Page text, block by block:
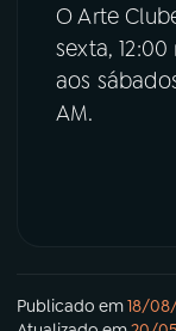
O Arte
sexta,
aos
AM.
Publicado em18/